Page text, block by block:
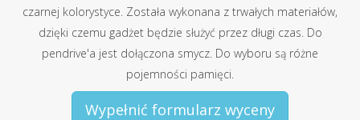
czarnej kolorystyce. Została wykonana z trwałych materiałów,
dzięki czemu gadżet będzie służyć przez długi czas. Do
pendrive'a jest dołączona smycz. Do wyboru są różne
pojemności pamięci.
Wypełnić formularz wyceny